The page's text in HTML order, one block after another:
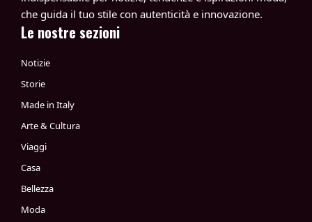
che guida il tuo stile con autenticità e innovazione.
Le nostre sezioni
Notizie
Storie
Made in Italy
Arte & Cultura
Viaggi
Casa
Bellezza
Moda